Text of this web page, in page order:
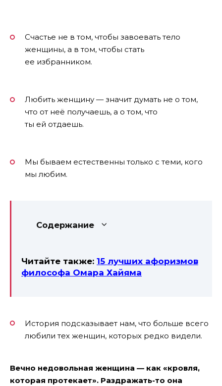
Счастье не в том, чтобы завоевать тело
женщины, а в том, чтобы стать
ее избранником.
Любить женщину — значит думать не о том,
что от неё получаешь, а о том, что
ты ей отдаешь.
Мы бываем естественны только с теми, кого
мы любим.
Содержание
Читайте также: 15 лучших афоризмов
философа Омара Хайяма
История подсказывает нам, что больше всего
любили тех женщин, которых редко видели.
Вечно недовольная женщина — как «кровля,
которая протекает». Раздражать-то она